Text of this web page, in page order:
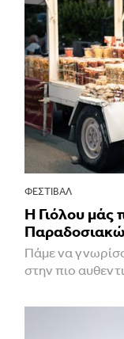
ΦΕΣΤΙΒΑΛ
Η Γιόλου μάς
Πάμε να
στην πιο